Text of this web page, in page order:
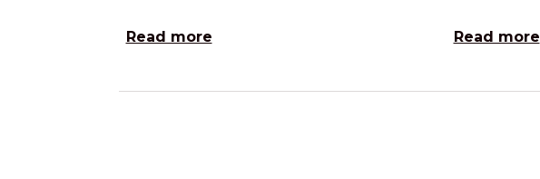
Read more Read more